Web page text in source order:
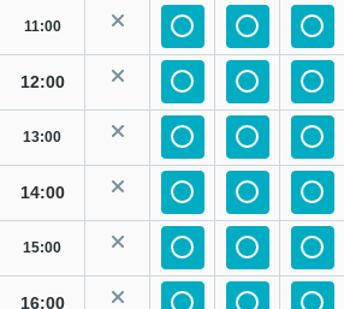
11:00
12:00
13:00
14:00
15:00
16:00